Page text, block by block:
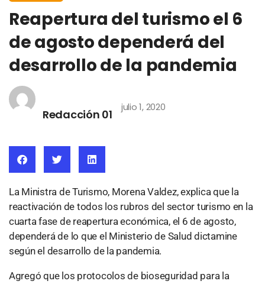
Reapertura del turismo el 6
de agosto dependerá del
desarrollo de la pandemia
Redacción 01
julio 1, 2020
La Ministra de Turismo, Morena Valdez, explica que la
reactivación de todos los rubros del sector turismo en la
cuarta fase de reapertura económica, el 6 de agosto,
dependerá de lo que el Ministerio de Salud dictamine
según el desarrollo de la pandemia.
Agregó que los protocolos de bioseguridad para la